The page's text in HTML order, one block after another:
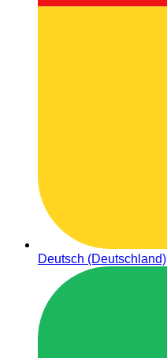
Deutsch (Deutschland)